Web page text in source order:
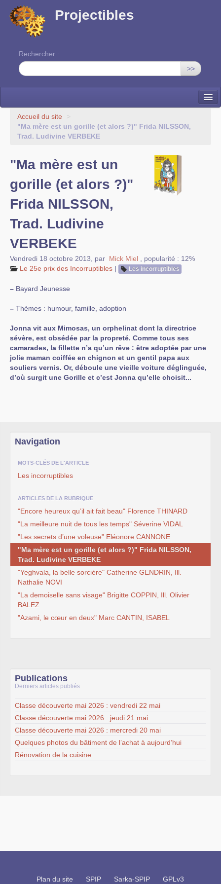
Projectibles
Rechercher :
>>
La ruche
Une classe à projets
Accueil du site
>
"Ma mère est un gorille (et alors ?)" Frida NILSSON,
Trad. Ludivine VERBEKE
"Ma mère est un
gorille (et alors ?)"
Frida NILSSON,
Trad. Ludivine
VERBEKE
Vendredi 18 octobre 2013 par Mick Miel
popularité : 12%
Le 25e prix des Incorruptibles | Les incorruptibles
– Bayard Jeunesse
– Thèmes : humour, famille, adoption
Jonna vit aux Mimosas, un orphelinat dont la directrice
sévère, est obsédée par la propreté. Comme tous ses
camarades, la fillette n’a qu’un rêve : être adoptée par une
jolie maman coiffée en chignon et un gentil papa aux
souliers vernis. Or, déboule une vieille voiture déglinguée,
d’où surgit une Gorille et c’est Jonna qu’elle choisit...
Navigation
MOTS-CLÉS DE L'ARTICLE
Les incorruptibles
ARTICLES DE LA RUBRIQUE
"Encore heureux qu’il ait fait beau" Florence THINARD
"La meilleure nuit de tous les temps" Séverine VIDAL
"Les secrets d’une voleuse" Eléonore CANNONE
"Ma mère est un gorille (et alors ?)" Frida NILSSON,
Trad. Ludivine VERBEKE
"Yeghvala, la belle sorcière" Catherine GENDRIN, Ill.
Nathalie NOVI
"La demoiselle sans visage" Brigitte COPPIN, Ill. Olivier
BALEZ
"Azami, le cœur en deux" Marc CANTIN, ISABEL
Publications
Derniers articles publiés
Classe découverte mai 2026 : vendredi 22 mai
Classe découverte mai 2026 : jeudi 21 mai
Classe découverte mai 2026 : mercredi 20 mai
Quelques photos du bâtiment de l’achat à aujourd’hui
Rénovation de la cuisine
Plan du site SPIP Sarka-SPIP GPLv3